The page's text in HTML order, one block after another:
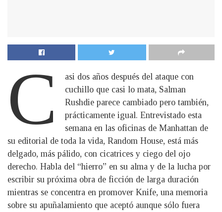
C
asi dos años después del ataque con
cuchillo que casi lo mata, Salman
Rushdie parece cambiado pero también,
prácticamente igual. Entrevistado esta
semana en las oficinas de Manhattan de
su editorial de toda la vida, Random House, está más
delgado, más pálido, con cicatrices y ciego del ojo
derecho. Habla del “hierro” en su alma y de la lucha por
escribir su próxima obra de ficción de larga duración
mientras se concentra en promover Knife, una memoria
sobre su apuñalamiento que aceptó aunque sólo fuera